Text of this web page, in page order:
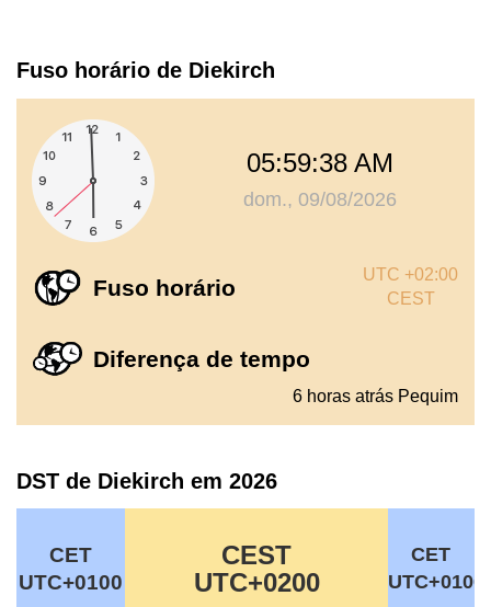
Fuso horário de Diekirch
05:59:38 AM
dom., 09/08/2026
Fuso horário
UTC +02:00
CEST
Diferença de tempo
6 horas atrás Pequim
DST de Diekirch em 2026
CET
UTC+0100
CEST
UTC+0200
CET
UTC+0100